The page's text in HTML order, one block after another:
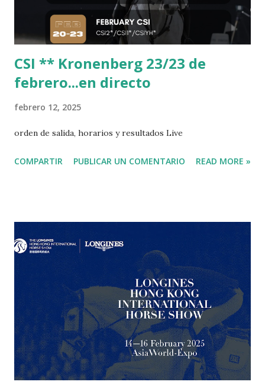
CSI ** Kronenberg 23/23 de
febrero...en directo
febrero 12, 2025
orden de salida, horarios y resultados Live
COMPARTIR PUBLICAR UN COMENTARIO READ MORE »